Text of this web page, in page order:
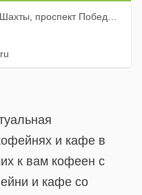
Победа Революции, 118
и кафе в
к вам кофеен с
и кафе со